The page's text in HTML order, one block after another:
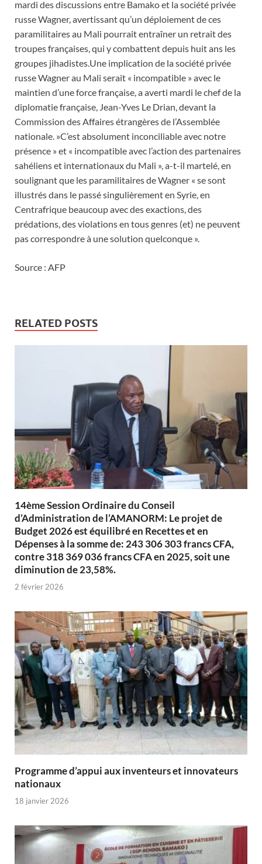
mardi des discussions entre Bamako et la société privée
russe Wagner, avertissant qu’un déploiement de ces
paramilitaires au Mali pourrait entraîner un retrait des
troupes françaises, qui y combattent depuis huit ans les
groupes jihadistes.Une implication de la société privée
russe Wagner au Mali serait « incompatible » avec le
maintien d’une force française, a averti mardi le chef de la
diplomatie française, Jean-Yves Le Drian, devant la
Commission des Affaires étrangères de l’Assemblée
nationale. »C’est absolument inconciliable avec notre
présence » et « incompatible avec l’action des partenaires
sahéliens et internationaux du Mali », a-t-il martelé, en
soulignant que les paramilitaires de Wagner « se sont
illustrés dans le passé singulièrement en Syrie, en
Centrafrique beaucoup avec des exactions, des
prédations, des violations en tous genres (et) ne peuvent
pas correspondre à une solution quelconque ».
Source : AFP
RELATED POSTS
14ème Session Ordinaire du Conseil
d’Administration de l’AMANORM: Le projet de
Budget 2026 est équilibré en Recettes et en
Dépenses à la somme de: 243 306 303 francs CFA,
contre 318 369 036 francs CFA en 2025, soit une
diminution de 23,58%.
2 février 2026
Programme d’appui aux inventeurs et innovateurs
nationaux
18 janvier 2026